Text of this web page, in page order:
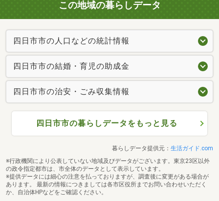
この地域の暮らしデータ
四日市市の人口などの統計情報
四日市市の結婚・育児の助成金
四日市市の治安・ごみ収集情報
四日市市の暮らしデータをもっと見る
暮らしデータ提供元： 生活ガイド.com
※行政機関により公表していない地域及びデータがございます。東京23区以外
の政令指定都市は、市全体のデータとして表示しています。
※提供データには細心の注意を払っておりますが、調査後に変更がある場合が
あります。 最新の情報につきましては各市区役所までお問い合わせいただく
か、自治体HPなどをご確認ください。